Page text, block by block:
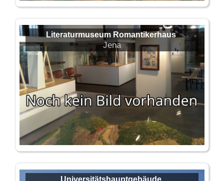
Literaturmuseum Romantikerhaus
Jena